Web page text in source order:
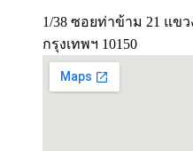
1/38 ซอยท่าข้าม 21 แข
กรุงเทพฯ 10150